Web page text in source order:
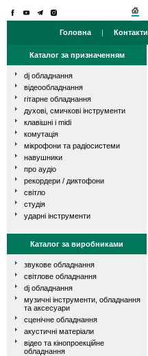
Головна | Контакти
Каталог за призначенням
dj обладнання
відеообладнання
гітарне обладнання
духові, смичкові інструменти
клавішні і midi
комутація
мікрофони та радіосистеми
навушники
про аудіо
рекордери / диктофони
світло
студія
ударні інструменти
Каталог за виробниками
звукове обладнання
світлове обладнання
dj обладнання
музичні інструменти, обладнання
та аксесуари
сценічне обладнання
акустичні матеріали
відео та кінопроекційне
обладнання